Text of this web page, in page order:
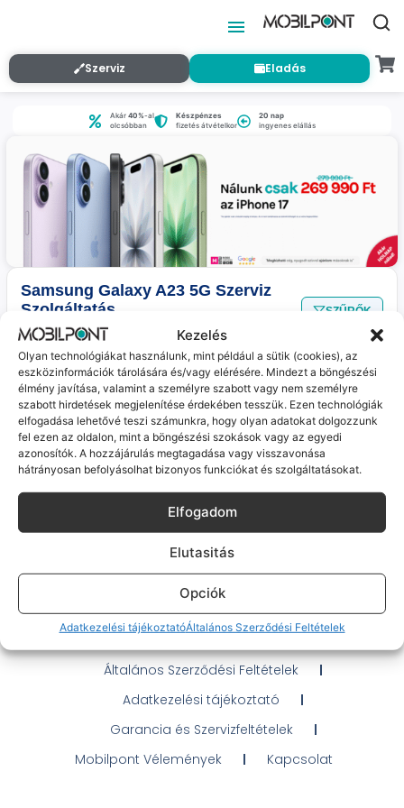
Kezelés
Olyan technológiákat használunk, mint például a sütik (cookies), az
eszközinformációk tárolására és/vagy elérésére. Mindezt a böngészési
élmény javítása, valamint a személyre szabott vagy nem személyre
szabott hirdetések megjelenítése érdekében tesszük. Ezen technológiák
elfogadása lehetővé teszi számunkra, hogy olyan adatokat dolgozzunk
fel ezen az oldalon, mint a böngészési szokások vagy az egyedi
azonosítók. A hozzájárulás megtagadása vagy visszavonása
hátrányosan befolyásolhat bizonyos funkciókat és szolgáltatásokat.
Elfogadom
Elutasitás
Opciók
Adatkezelési tájékoztatóÁltalános Szerződési Feltételek
Szerviz Eladás
Akár40%-al
olcsóbban
Készpénzes
fizetés átvételkor
20 nap
ingyenes elállás
Samsung Galaxy A23 5G Szerviz
Szolgáltatás
Nincs találata megadott szűrőkkel.
SZŰRŐK
Jelenleg nincs ilyen termékünk :(
Gyakran Ismételt Kérdések
Elérhetőségeink
Probléma jelentés / Elállás
OTP Áruhitel Tájékoztató
Klarna fizetési tájékoztató
Általános Szerződési Feltételek
Adatkezelési tájékoztató
Garancia és Szervizfeltételek
Mobilpont Vélemények
Kapcsolat